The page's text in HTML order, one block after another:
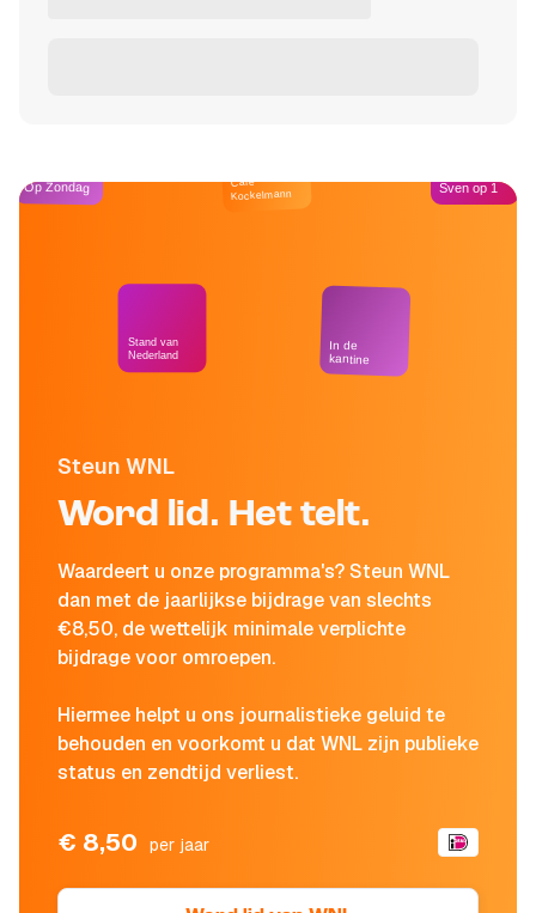
Steun WNL
Word lid. Het telt.
Waardeert u onze programma's? Steun WNL
dan met de jaarlijkse bijdrage van slechts
€8,50, de wettelijk minimale verplichte
bijdrage voor omroepen.
Hiermee helpt u ons journalistieke geluid te
behouden en voorkomt u dat WNL zijn publieke
status en zendtijd verliest.
€ 8,50 per jaar
Op Zondag
Stand van
Nederland
Café
Kockelmann
In de
kantine
Sven op 1